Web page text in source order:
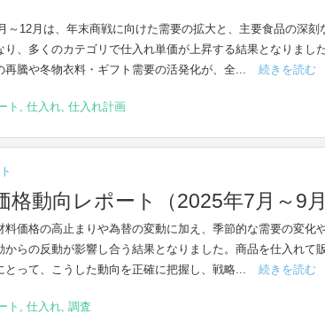
～12月は、年末商戦に向けた需要の拡大と、主要食品の深刻
り、多くのカテゴリで仕入れ単価が上昇する結果となりまし
再騰や冬物衣料・ギフト需要の活発化が、全...
続きを読む
ト , 仕入れ, 仕入れ計画
動向レポート（2025年7月～9月
料価格の高止まりや為替の変動に加え、季節的な需要の変化
からの反動が影響し合う結果となりました。商品を仕入れて
とって、こうした動向を正確に把握し、戦略...
続きを読む
ト 仕入れ, 調査